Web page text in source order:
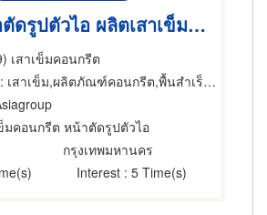
เสาเข็มหน้าตัดรูปตัวไอ ผลิตเสาเข็มคอนกรีต เสาเข็ม-การตอก
เสาเข็มคอนกรีต
: เสาเข็ม,ผลิตภัณฑ์คอนกรีต,พื้นสำเร็จรูป (คอนกรีตเสริมเหล็กและอัดแรง)
มคอนกรีต หน้าตัดรูปตัวไอ
กรุงเทพมหานคร
Interest : 5 Time(s)